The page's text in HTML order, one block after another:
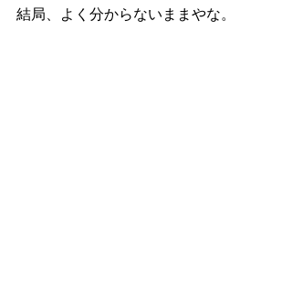
結局、よく分からないままやな。